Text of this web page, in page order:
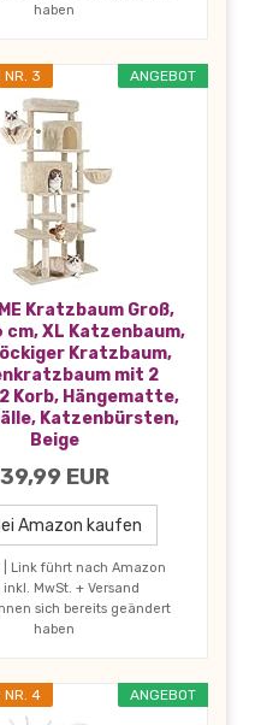
haben
ANGEBOT
NR. 3
Kratzbaum Groß,
cm, XL Katzenbaum,
Kratzbaum,
mit 2
Korb, Hängematte,
Katzenbürsten,
Beige
39,99 EUR
Amazon kaufen
| Link führt nach Amazon
inkl. MwSt. + Versand
sich bereits geändert
haben
ANGEBOT
NR. 4